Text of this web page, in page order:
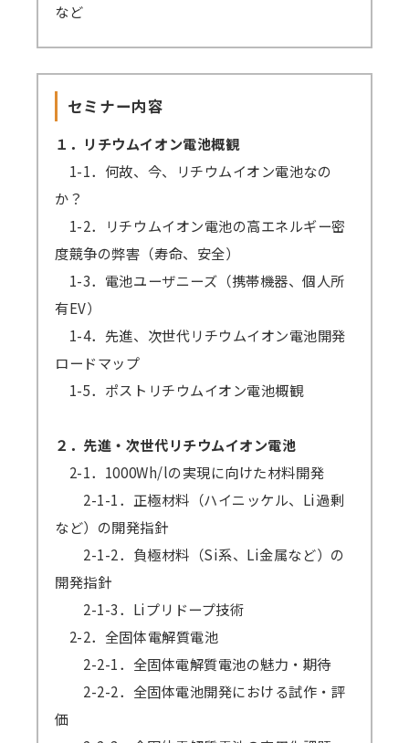
など
セミナー内容
１．リチウムイオン電池概観
1-1．何故、今、リチウムイオン電池なの
か？
1-2．リチウムイオン電池の高エネルギー密
度競争の弊害（寿命、安全）
1-3．電池ユーザニーズ（携帯機器、個人所
有EV）
1-4．先進、次世代リチウムイオン電池開発
ロードマップ
1-5．ポストリチウムイオン電池概観
２．先進・次世代リチウムイオン電池
2-1．1000Wh/lの実現に向けた材料開発
2-1-1．正極材料（ハイニッケル、Li過剰
など）の開発指針
2-1-2．負極材料（Si系、Li金属など）の
開発指針
2-1-3．Liプリドープ技術
2-2．全固体電解質電池
2-2-1．全固体電解質電池の魅力・期待
2-2-2．全固体電池開発における試作・評
価